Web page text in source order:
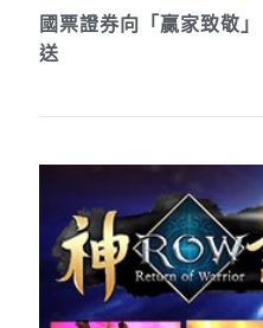
國票證券向「贏家致敬
送